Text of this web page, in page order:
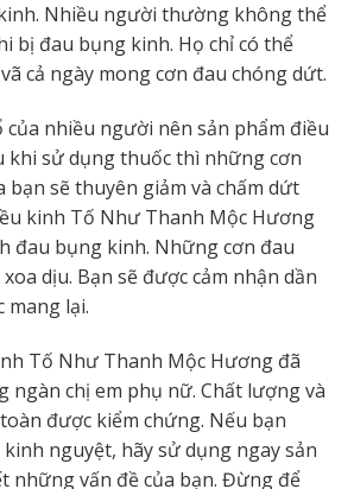
Nhiều người thường không thể
bị đau bụng kinh. Họ chỉ có thể
cả ngày mong cơn đau chóng dứt.
nhiều người nên sản phẩm điều
khi sử dụng thuốc thì những cơn
bạn sẽ thuyên giảm và chấm dứt
kinh Tố Như Thanh Mộc Hương
đau bụng kinh. Những cơn đau
dịu. Bạn sẽ được cảm nhận dần
mang lại.
Tố Như Thanh Mộc Hương đã
ngàn chị em phụ nữ. Chất lượng và
được kiểm chứng. Nếu bạn
kinh nguyệt, hãy sử dụng ngay sản
những vấn đề của bạn. Đừng để